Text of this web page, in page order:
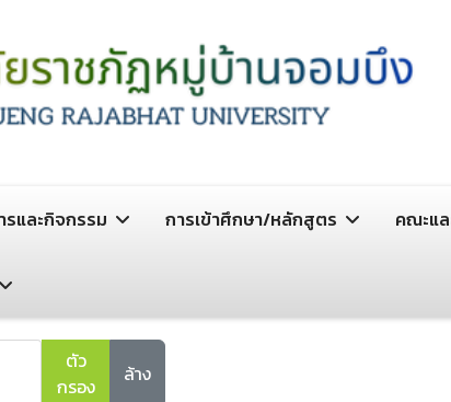
รและกิจกรรม การเข้าศึกษา/หลักสูตร คณะแ
ตัว
กรอง
ล้าง